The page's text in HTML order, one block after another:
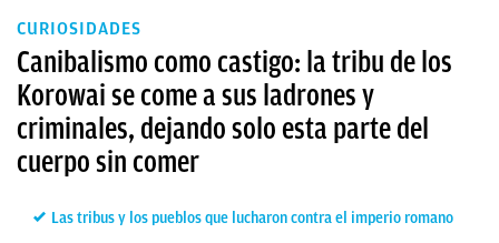
CURIOSIDADES
Canibalismo como castigo: la tribu de los
Korowai se come a sus ladrones y
criminales, dejando solo esta parte del
cuerpo sin comer
Las tribus y los pueblos que lucharon contra el imperio romano